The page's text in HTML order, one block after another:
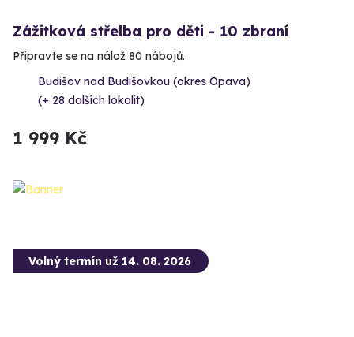
Zážitková střelba pro děti - 10 zbraní
Připravte se na nálož 80 nábojů.
Budišov nad Budišovkou (okres Opava)
(+ 28 dalších lokalit)
1 999 Kč
Volný termín už 14. 08. 2026